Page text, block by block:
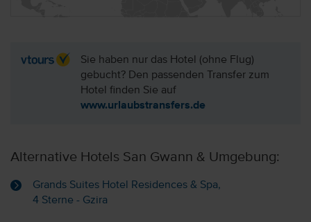
Sie haben nur das Hotel (ohne Flug)
gebucht? Den passenden Transfer zum
Hotel finden Sie auf
www.urlaubstransfers.de
Alternative Hotels San Gwann & Umgebung:
Grands Suites Hotel Residences & Spa,
4 Sterne - Gzira